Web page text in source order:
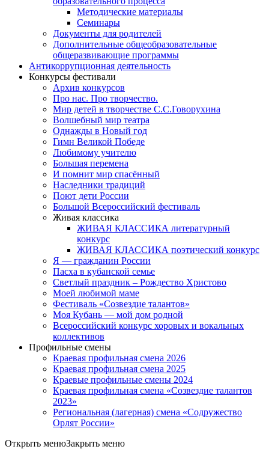
Методические материалы
Семинары
Документы для родителей
Дополнительные общеобразовательные
общеразвивающие программы
Антикоррупционная деятельность
Конкурсы фестивали
Архив конкурсов
Про нас. Про творчество.
Мир детей в творчестве С.С.Говорухина
Волшебный мир театра
Однажды в Новый год
Гимн Великой Победе
Любимому учителю
Большая перемена
И помнит мир спасённый
Наследники традиций
Поют дети России
Большой Всероссийский фестиваль
Живая классика
ЖИВАЯ КЛАССИКА литературный
конкурс
ЖИВАЯ КЛАССИКА поэтический конкурс
Я — гражданин России
Пасха в кубанской семье
Светлый праздник – Рождество Христово
Моей любимой маме
Фестиваль «Созвездие талантов»
Моя Кубань — мой дом родной
Всероссийский конкурс хоровых и вокальных
коллективов
Профильные смены
Краевая профильная смена 2026
Краевая профильная смена 2025
Краевые профильные смены 2024
Краевая профильная смена «Созвездие талантов
2023»
Региональная (лагерная) смена «Содружество
Орлят России»
Открыть менюЗакрыть меню